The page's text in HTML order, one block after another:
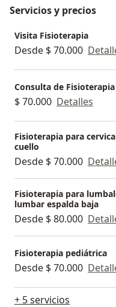
Servicios y precios
Visita Fisioterapia
Desde $ 70.000
Consulta de Fisioterapia
$ 70.000 Detalles
Fisioterapia para
cuello
Desde $ 70.000
Fisioterapia para
lumbar espalda baja
Desde $ 80.000
Fisioterapia pediátrica
Desde $ 70.000
+ 5 servicios